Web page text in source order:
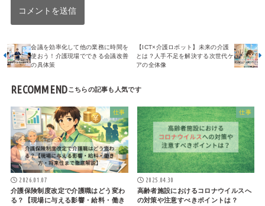
会議を効率化して他の業務に時間を
使おう！介護現場でできる会議改善
の具体策
【ICT×介護ロボット】未来の介護
とは？人手不足を解決する次世代ケ
アの全体像
RECOMMEND
仕事
2026.01.07
介護保険制度改定で介護職はどう変わ
る？【現場に与える影響・給料・働き
仕事
2025.04.30
高齢者施設におけるコロナウイルスへ
の対策や注意すべきポイントは？